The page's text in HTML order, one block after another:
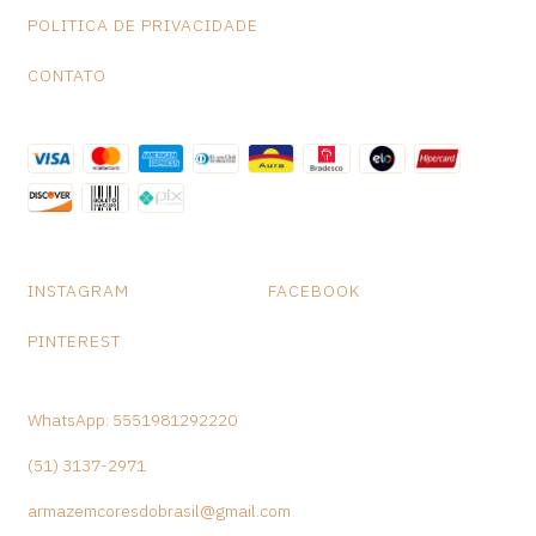
POLITICA DE PRIVACIDADE
CONTATO
INSTAGRAM FACEBOOK
PINTEREST
WhatsApp: 5551981292220
(51) 3137-2971
armazemcoresdobrasil@gmail.com